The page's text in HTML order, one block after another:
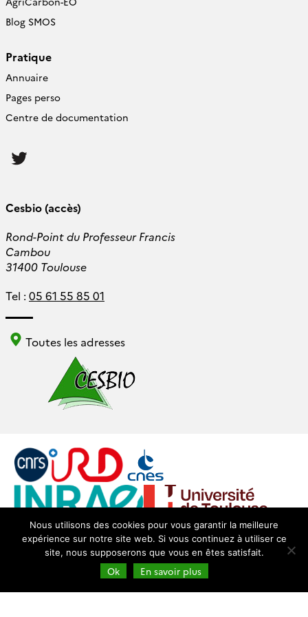
Blog SMOS
Pratique
Annuaire
Pages perso
Centre de documentation
Cesbio (accès)
Rond-Point du Professeur Francis
Cambou
31400 Toulouse
Tel : 05 61 55 85 01
Toutes les adresses
Login Mentions légales
Nous utilisons des cookies pour vous garantir la meilleure
expérience sur notre site web. Si vous continuez à utiliser ce
site, nous supposerons que vous en êtes satisfait.
Ok En savoir plus